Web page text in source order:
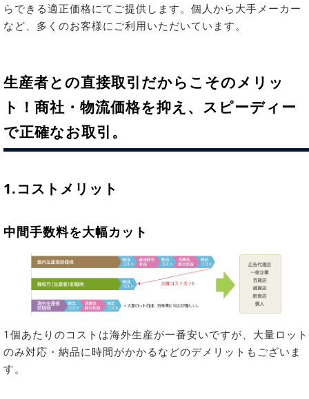
らできる適正価格にてご提供します。個人から大手メーカー
など、多くのお客様にご利用いただいています。
生産者との直接取引だからこそのメリッ
ト！商社・物流価格を抑え、スピーディー
で正確なお取引。
1.コストメリット
中間手数料を大幅カット
1個あたりのコストは海外生産が一番安いですが、大量ロット
のみ対応・納品に時間がかかるなどのデメリットもございま
す。